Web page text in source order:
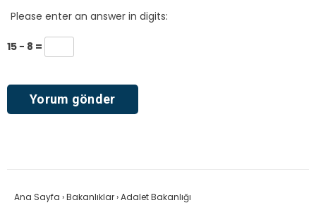
Please enter an answer in digits:
15 − 8 =
Ana Sayfa ›Bakanlıklar›Adalet Bakanlığı